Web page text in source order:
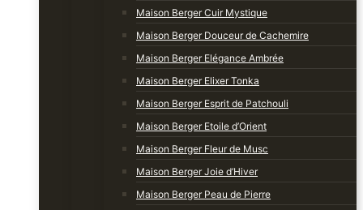
Maison Berger Cuir Mystique
Maison Berger Douceur de Cachemire
Maison Berger Elégance Ambrée
Maison Berger Elixer Tonka
Maison Berger Esprit de Patchouli
Maison Berger Etoile d’Orient
Maison Berger Fleur de Musc
Maison Berger Joie d’Hiver
Maison Berger Peau de Pierre